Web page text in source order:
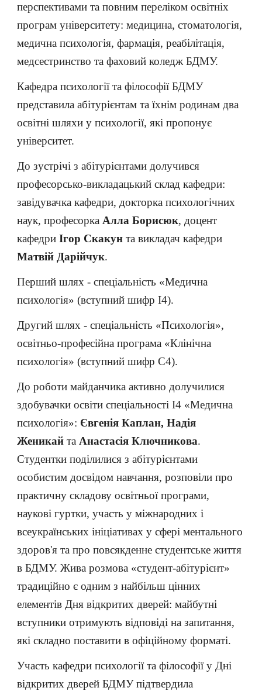
перспективами та повним переліком освітніх
програм університету: медицина, стоматологія,
медична психологія, фармація, реабілітація,
медсестринство та фаховий коледж БДМУ.
Кафедра психології та філософії БДМУ
представила абітурієнтам та їхнім родинам два
освітні шляхи у психології, які пропонує
університет.
До зустрічі з абітурієнтами долучився
професорсько-викладацький склад кафедри:
завідувачка кафедри, докторка психологічних
наук, професорка Алла Борисюк, доцент
кафедриІгор Скакунта викладач кафедри
Матвій Дарійчук.
Перший шлях - спеціальність «Медична
психологія» (вступний шифр I4).
Другий шлях - спеціальність «Психологія»,
освітньо-професійна програма «Клінічна
психологія» (вступний шифр C4).
До роботи майданчика активно долучилися
здобувачки освіти спеціальності I4 «Медична
психологія»: Євгенія Каплан, Надія
Женикай та Анастасія Ключникова.
Студентки поділилися з абітурієнтами
особистим досвідом навчання, розповіли про
практичну складову освітньої програми,
наукові гуртки, участь у міжнародних і
всеукраїнських ініціативах у сфері ментального
здоров'я та про повсякденне студентське життя
в БДМУ. Жива розмова «студент-абітурієнт»
традиційно є одним з найбільш цінних
елементів Дня відкритих дверей: майбутні
вступники отримують відповіді на запитання,
які складно поставити в офіційному форматі.
Участь кафедри психології та філософії у Дні
відкритих дверей БДМУ підтвердила